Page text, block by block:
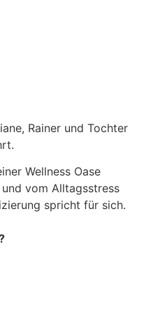
Rainer und Tochter
Wellness Oase
vom Alltagsstress
spricht für sich.